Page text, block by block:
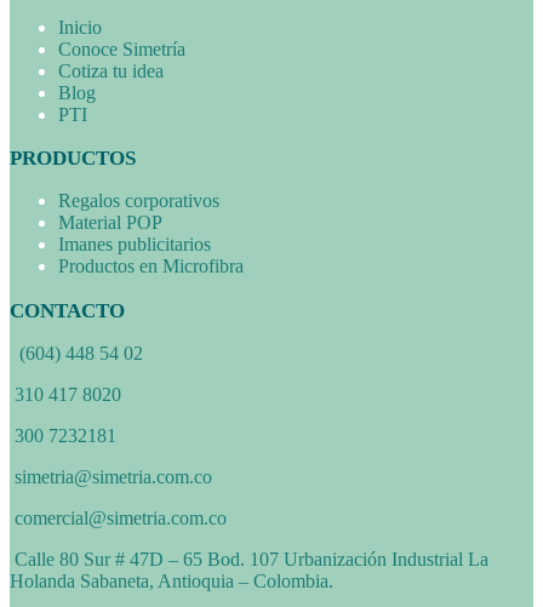
Inicio
Conoce Simetría
Cotiza tu idea
Blog
PTI
PRODUCTOS
Regalos corporativos
Material POP
Imanes publicitarios
Productos en Microfibra
CONTACTO
(604) 448 54 02
310 417 8020
300 7232181
simetria@simetria.com.co
comercial@simetria.com.co
Calle 80 Sur # 47D – 65 Bod. 107 Urbanización Industrial La
Holanda Sabaneta, Antioquia – Colombia.